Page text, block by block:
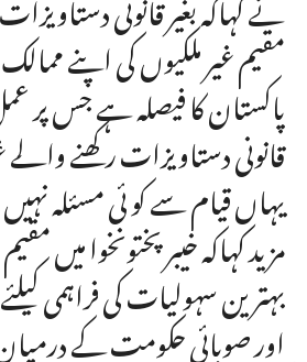
مقیم غیر ملکیوں کی اپنے
پاکستان کا فیصلہ ہے جس پر
قانونی دستاویزات رکھنے
یہاں قیام سے کو ئی مسئلہ
مزید کہاکہ خیبرپختونخوا میں
بہترین سہولیات کی فراہمی
اور صوبائی حکومت کے